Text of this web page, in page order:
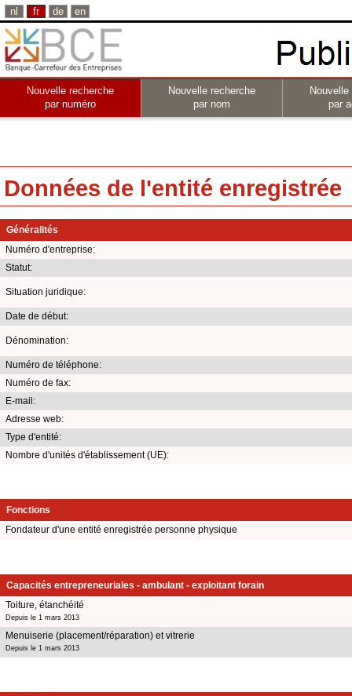
nl fr de en
Nouvelle recherche
par numéro
Nouvelle recherche
par nom
par
Données de l'entité enregistrée
Généralités
Numéro d'entreprise:
Statut:
Situation juridique:
Date de début:
Dénomination:
Numéro de téléphone:
Numéro de fax:
E-mail:
Adresse web:
Type d'entité:
Nombre d'unités d'établissement (UE):
Fonctions
Fondateur d'une entité enregistrée personne physique
Capacités entrepreneuriales - ambulant - exploitant forain
Toiture, étanchéité
Depuis le 1 mars 2013
Menuiserie (placement/réparation) et vitrerie
Depuis le 1 mars 2013